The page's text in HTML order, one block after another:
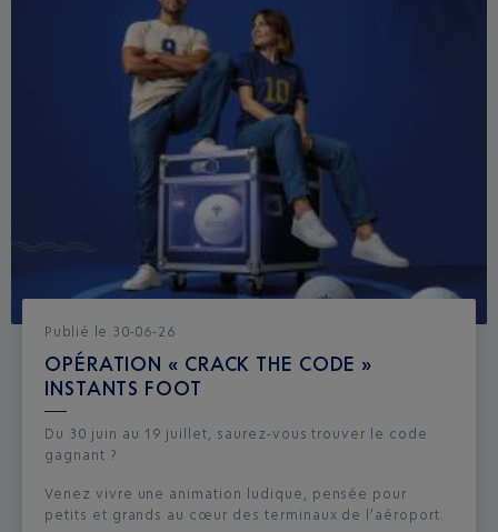
Publié le 30-06-26
OPÉRATION « CRACK THE CODE »
INSTANTS FOOT
Du 30 juin au 19 juillet, saurez-vous trouver le code
gagnant ?
Venez vivre une animation ludique, pensée pour
petits et grands au cœur des terminaux de l’aéroport.